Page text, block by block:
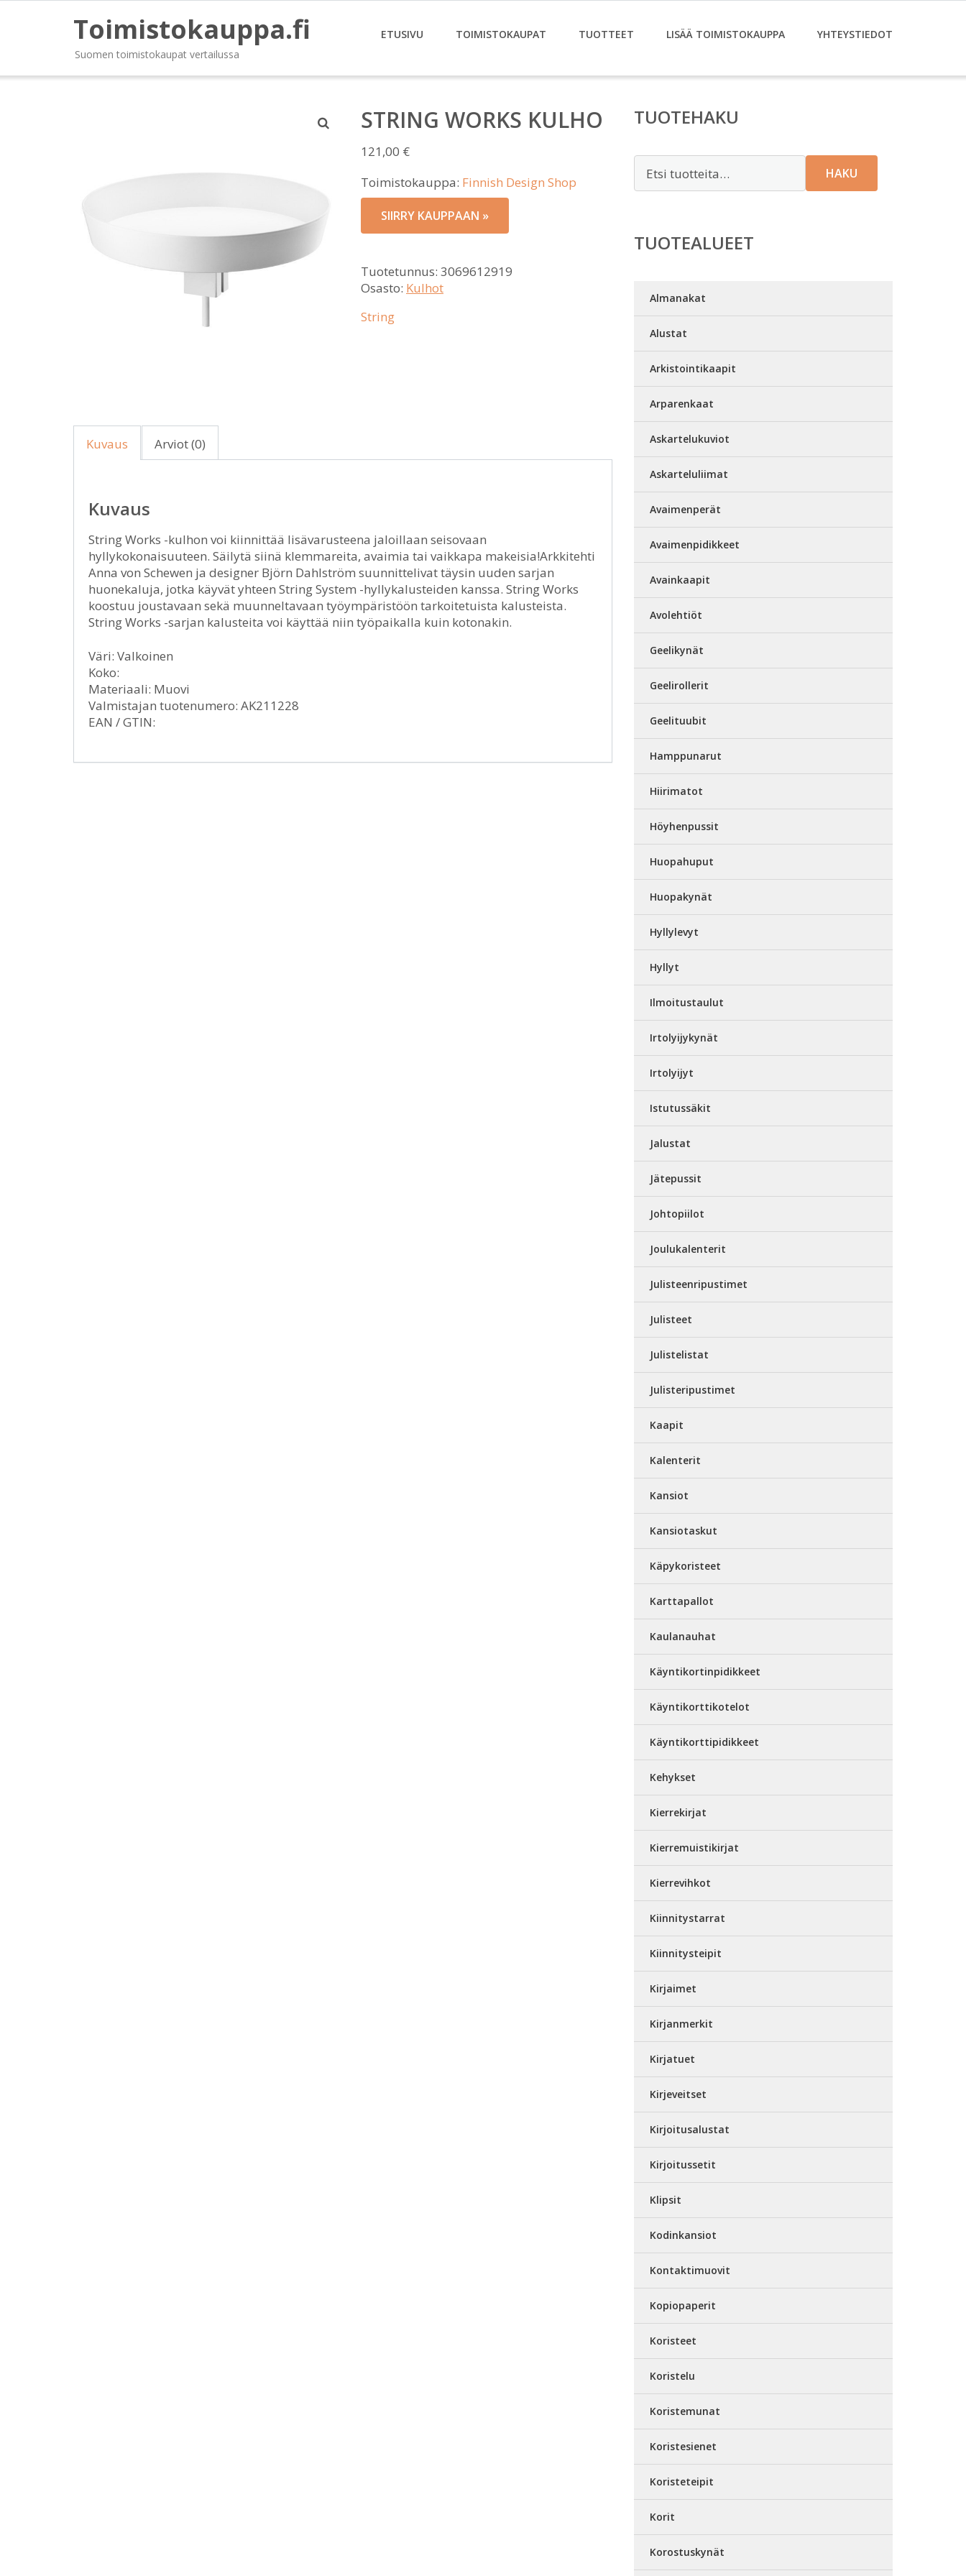
Toimistokauppa.fi
Suomen toimistokaupat vertailussa
ETUSIVU TOIMISTOKAUPAT TUOTTEET LISÄÄ TOIMISTOKAUPPA YHTEYSTIEDOT
STRING WORKS KULHO
121,00 €
Toimistokauppa: Finnish Design Shop
SIIRRY KAUPPAAN »
Tuotetunnus: 3069612919
Osasto: Kulhot
String
Kuvaus Arviot (0)
Kuvaus
String Works -kulhon voi kiinnittää lisävarusteena jaloillaan seisovaan
hyllykokonaisuuteen. Säilytä siinä klemmareita, avaimia tai vaikkapa makeisia!Arkkitehti
Anna von Schewen ja designer Björn Dahlström suunnittelivat täysin uuden sarjan
huonekaluja, jotka käyvät yhteen String System -hyllykalusteiden kanssa. String Works
koostuu joustavaan sekä muunneltavaan työympäristöön tarkoitetuista kalusteista.
String Works -sarjan kalusteita voi käyttää niin työpaikalla kuin kotonakin.
Väri: Valkoinen
Koko:
Materiaali: Muovi
Valmistajan tuotenumero: AK211228
EAN / GTIN:
TUOTEHAKU
HAKU
TUOTEALUEET
Almanakat
Alustat
Arkistointikaapit
Arparenkaat
Askartelukuviot
Askarteluliimat
Avaimenperät
Avaimenpidikkeet
Avainkaapit
Avolehtiöt
Geelikynät
Geelirollerit
Geelituubit
Hamppunarut
Hiirimatot
Höyhenpussit
Huopahuput
Huopakynät
Hyllylevyt
Hyllyt
Ilmoitustaulut
Irtolyijykynät
Irtolyijyt
Istutussäkit
Jalustat
Jätepussit
Johtopiilot
Joulukalenterit
Julisteenripustimet
Julisteet
Julistelistat
Julisteripustimet
Kaapit
Kalenterit
Kansiot
Kansiotaskut
Käpykoristeet
Karttapallot
Kaulanauhat
Käyntikortinpidikkeet
Käyntikorttikotelot
Käyntikorttipidikkeet
Kehykset
Kierrekirjat
Kierremuistikirjat
Kierrevihkot
Kiinnitystarrat
Kiinnitysteipit
Kirjaimet
Kirjanmerkit
Kirjatuet
Kirjeveitset
Kirjoitusalustat
Kirjoitussetit
Klipsit
Kodinkansiot
Kontaktimuovit
Kopiopaperit
Koristeet
Koristelu
Koristemunat
Koristesienet
Koristeteipit
Korit
Korostuskynät